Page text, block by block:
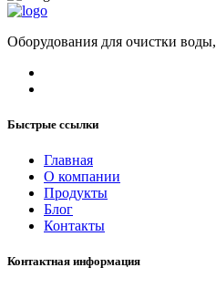
Оборудования для очистки
Быстрые ссылки
Главная
О компании
Продукты
Блог
Контакты
Контактная информация